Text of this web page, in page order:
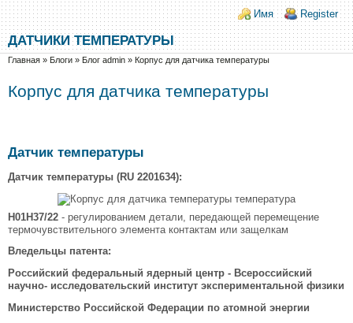
Перейти к основному содержанию
Skip to search
Login links
Имя Register
ДАТЧИКИ ТЕМПЕРАТУРЫ
Вы здесь
Главная » Блоги » Блог admin » Корпус для датчика температуры
Корпус для датчика температуры
Датчик температуры
Датчик температуры (RU 2201634):
H01H37/22 - регулированием детали, передающей перемещение
термочувствительного элемента контактам или защелкам
Вледельцы патента:
Российский федеральный ядерный центр - Всероссийский
научно- исследовательский институт экспериментальной физики
Министерство Российской Федерации по атомной энергии